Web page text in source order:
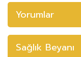
Yorumlar
Sağlık Beyanı